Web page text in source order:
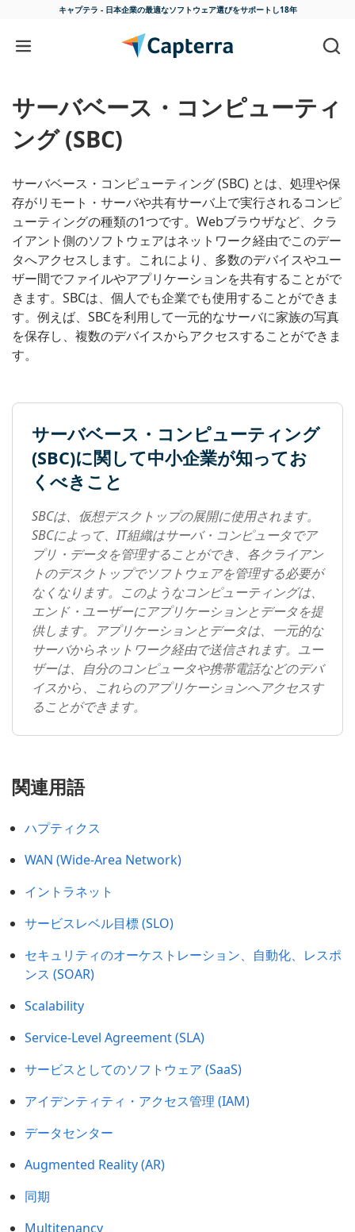
キャプテラ - 日本企業の最適なソフトウェア選びをサポートし18年
コンテンツに移動
サーバベース・コンピューティ
ング (SBC)
サーバベース・コンピューティング (SBC) とは、処理や保
存がリモート・サーバや共有サーバ上で実行されるコンピ
ューティングの種類の1つです。Webブラウザなど、クラ
イアント側のソフトウェアはネットワーク経由でこのデー
タへアクセスします。これにより、多数のデバイスやユー
ザー間でファイルやアプリケーションを共有することがで
きます。SBCは、個人でも企業でも使用することができま
す。例えば、SBCを利用して一元的なサーバに家族の写真
を保存し、複数のデバイスからアクセスすることができま
す。
サーバベース・コンピューティング
(SBC)に関して中小企業が知ってお
くべきこと
SBCは、仮想デスクトップの展開に使用されます。
SBCによって、IT組織はサーバ・コンピュータでア
プリ・データを管理することができ、各クライアン
トのデスクトップでソフトウェアを管理する必要が
なくなります。このようなコンピューティングは、
エンド・ユーザーにアプリケーションとデータを提
供します。アプリケーションとデータは、一元的な
サーバからネットワーク経由で送信されます。ユー
ザーは、自分のコンピュータや携帯電話などのデバ
イスから、これらのアプリケーションへアクセスす
ることができます。
関連用語
ハプティクス
WAN (Wide-Area Network)
イントラネット
サービスレベル目標 (SLO)
セキュリティのオーケストレーション、自動化、レスポ
ンス (SOAR)
Scalability
Service-Level Agreement (SLA)
サービスとしてのソフトウェア (SaaS)
アイデンティティ・アクセス管理 (IAM)
データセンター
Augmented Reality (AR)
同期
Multitenancy